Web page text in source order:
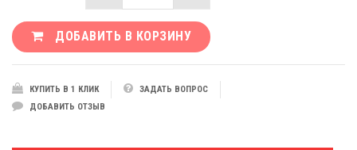
ДОБАВИТЬ В КОРЗИНУ
КУПИТЬ В 1 КЛИК
ЗАДАТЬ ВОПРОС
ДОБАВИТЬ ОТЗЫВ